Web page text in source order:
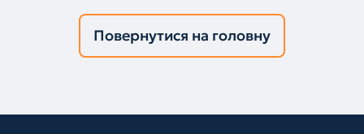
Повернутися на головну